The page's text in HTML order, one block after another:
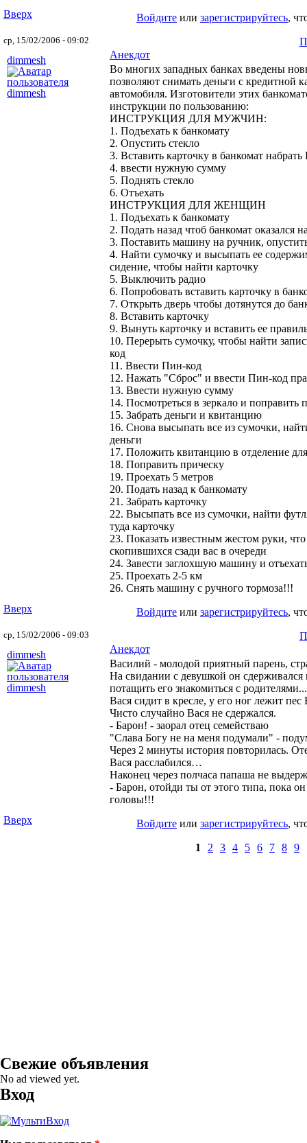
Вверх
Войдите или зарегистрируйтесь,
ср, 15/02/2006 - 09:02
dimmesh
Анекдот
Во многих западных банках введены
позволяют снимать деньги с кредитной
автомобиля. Изготовители этих
инструкции по пользованию:
ИНСТРУКЦИЯ ДЛЯ МУЖЧИН:
1. Подъехать к банкомату
2. Опустить стекло
3. Вставить карточку в банкомат
4. ввести нужную сумму
5. Поднять стекло
6. Отъехать
ИНСТРУКЦИЯ ДЛЯ ЖЕНЩИН
1. Подъехать к банкомату
2. Подать назад чтоб банкомат оказался
3. Поставить машину на ручник,
4. Найти сумочку и высыпать ее
сидение, чтобы найти карточку
5. Выключить радио
6. Попробовать вставить карточку в
7. Открыть дверь чтобы дотянутся до
8. Вставить карточку
9. Вынуть карточку и вставить ее
10. Перерыть сумочку, чтобы найти
код
11. Ввести Пин-код
12. Нажать "Сброс" и ввести Пин-код
13. Ввести нужную сумму
14. Посмотреться в зеркало и поправить
15. Забрать деньги и квитанцию
16. Снова высыпать все из сумочки,
деньги
17. Положить квитанцию в отделение
18. Поправить прическу
19. Проехать 5 метров
20. Подать назад к банкомату
21. Забрать карточку
22. Высыпать все из сумочки, найти
туда карточку
23. Показать известным жестом руки,
скопившихся сзади вас в очереди
24. Завести заглохшую машину и
25. Проехать 2-5 км
26. Снять машину с ручного тормоза!!!
Вверх
Войдите или зарегистрируйтесь,
ср, 15/02/2006 - 09:03
dimmesh
Анекдот
Василий - молодой приятный парень,
На свидании с девушкой он сдерживался
потащить его знакомиться с родителями...
Вася сидит в кресле, у его ног лежит пес
Чисто случайно Вася не сдержался.
- Барон! - заорал отец семействаю
"Слава Богу не на меня подумали" -
Через 2 минуты история повторилась.
Вася расслабился…
Наконец через полчаса папаша не
- Барон, отойди ты от этого типа, пока
головы!!!
Вверх
Войдите или зарегистрируйтесь,
1 2 3 4 5 6 7 8 9
Свежие объявления
No ad viewed yet.
Вход